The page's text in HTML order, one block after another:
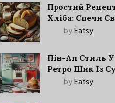
Простий
Хліба: Спечи
Запашний Хліб!
byEatsy
Пін-Ап Стиль У
Ретро Шик Із
Акцентом
byEatsy